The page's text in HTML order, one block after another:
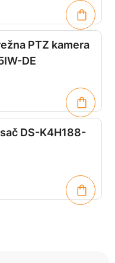
PTZ kamera
DE
DS-K4H188-